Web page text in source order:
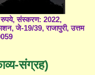
रुपये, संस्करण: 2022,
जे-19/39, राजापुरी, उत्तम
संग्रह)